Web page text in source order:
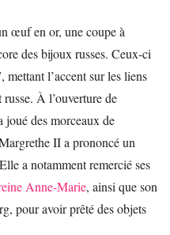
œuf en or, une coupe à
des bijoux russes. Ceux-ci
l’accent sur les liens
À l’ouverture de
joué des morceaux de
II a prononcé un
a notamment remercié ses
Anne-Marie, ainsi que son
pour avoir prêté des objets